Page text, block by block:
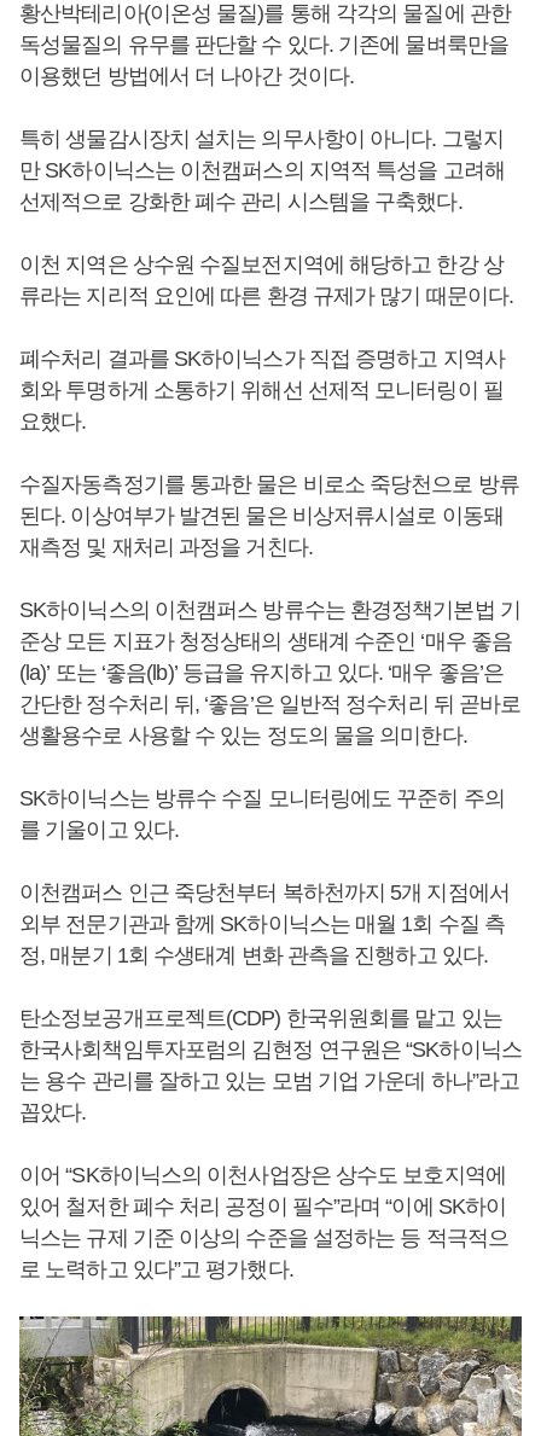
황산박테리아(이온성 물질)를 통해 각각의 물질에 관한
독성물질의 유무를 판단할 수 있다. 기존에 물벼룩만을
이용했던 방법에서 더 나아간 것이다.
특히 생물감시장치 설치는 의무사항이 아니다. 그렇지
만 SK하이닉스는 이천캠퍼스의 지역적 특성을 고려해
선제적으로 강화한 폐수 관리 시스템을 구축했다.
이천 지역은 상수원 수질보전지역에 해당하고 한강 상
류라는 지리적 요인에 따른 환경 규제가 많기 때문이다.
폐수처리 결과를 SK하이닉스가 직접 증명하고 지역사
회와 투명하게 소통하기 위해선 선제적 모니터링이 필
요했다.
수질자동측정기를 통과한 물은 비로소 죽당천으로 방류
된다. 이상여부가 발견된 물은 비상저류시설로 이동돼
재측정 및 재처리 과정을 거친다.
SK하이닉스의 이천캠퍼스 방류수는 환경정책기본법 기
준상 모든 지표가 청정상태의 생태계 수준인 ‘매우 좋음
(la)’ 또는 ‘좋음(lb)’ 등급을 유지하고 있다. ‘매우 좋음’은
간단한 정수처리 뒤, ‘좋음’은 일반적 정수처리 뒤 곧바로
생활용수로 사용할 수 있는 정도의 물을 의미한다.
SK하이닉스는 방류수 수질 모니터링에도 꾸준히 주의
를 기울이고 있다.
이천캠퍼스 인근 죽당천부터 복하천까지 5개 지점에서
외부 전문기관과 함께 SK하이닉스는 매월 1회 수질 측
정, 매분기 1회 수생태계 변화 관측을 진행하고 있다.
탄소정보공개프로젝트(CDP) 한국위원회를 맡고 있는
한국사회책임투자포럼의 김현정 연구원은 “SK하이닉스
는 용수 관리를 잘하고 있는 모범 기업 가운데 하나”라고
꼽았다.
이어 “SK하이닉스의 이천사업장은 상수도 보호지역에
있어 철저한 폐수 처리 공정이 필수”라며 “이에 SK하이
닉스는 규제 기준 이상의 수준을 설정하는 등 적극적으
로 노력하고 있다”고 평가했다.